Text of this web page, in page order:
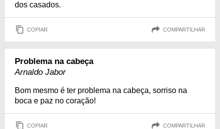
dos casados.
COPIAR COMPARTILHAR
Problema na cabeça
Arnaldo Jabor
Bom mesmo é ter problema na cabeça, sorriso na
boca e paz no coração!
COPIAR COMPARTILHAR